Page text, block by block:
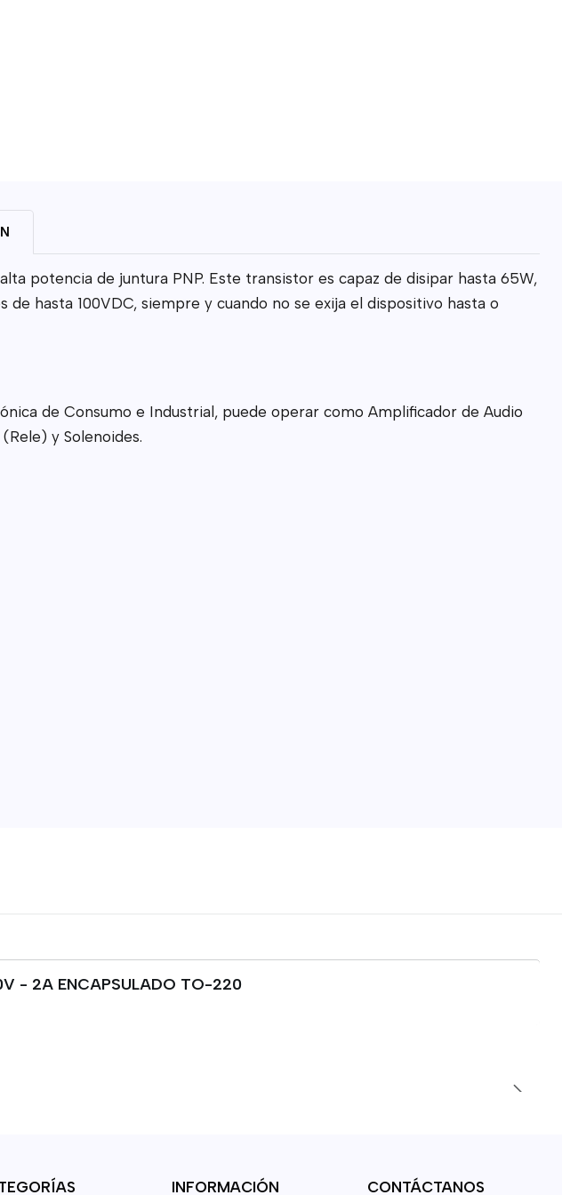
potencia de juntura PNP. Este transistor es capaz de disipar hasta 65W,
hasta 100VDC, siempre y cuando no se exija el dispositivo hasta o
de Consumo e Industrial, puede operar como Amplificador de Audio
y Solenoides.
- 2A ENCAPSULADO TO-220
INFORMACIÓN CONTÁCTANOS